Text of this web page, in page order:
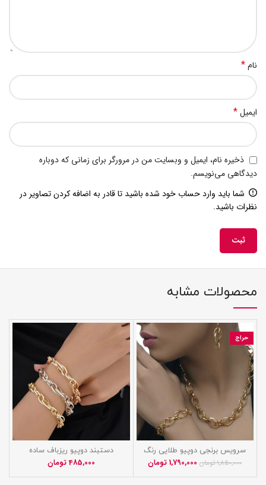
نام*
ایمیل*
ذخیره نام، ایمیل و وبسایت من در مرورگر برای زمانی که دوباره
دیدگاهی می‌نویسم.
شما باید وارد حساب خود شده باشید تا قادر به اضافه کردن تصاویر در
نظرات باشید.
محصولات مشابه
حراج
سرویس برنجی دوپیو طلایی رنگ
100% ثابت تضمینی
1,850,000تومان 1,790,000 تومان
دستبند دوپیو ریزباف ساده
485,000 تومان